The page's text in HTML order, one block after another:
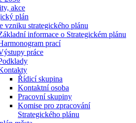
akce
plán
vzniku strategického plánu
informace o Strategickém plánu
prací
práce
Řídicí skupina
Kontaktní osoba
Pracovní skupiny
Komise pro zpracování
Strategického plánu